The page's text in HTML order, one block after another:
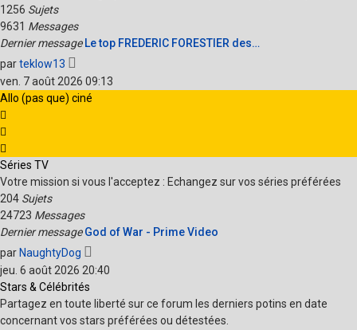
1256 Sujets
9631 Messages
Dernier message Le top FREDERIC FORESTIER des…
parteklow13
le
dernier
ven. 7 août 2026 09:13
Allo (pas que) ciné
Séries TV
Votre mission si vous l'acceptez : Echangez sur vos séries préférées
204 Sujets
24723 Messages
Dernier message God of War - Prime Video
par NaughtyDog
le
message
jeu. 6 août 2026 20:40
Stars & Célébrités
Partagez en toute liberté sur ce forum les derniers potins en date
concernant vos stars préférées ou détestées.